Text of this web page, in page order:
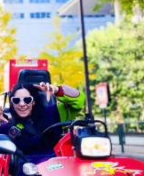
価格
FAQ
予約
東京 秋葉原 #1
東京 渋谷